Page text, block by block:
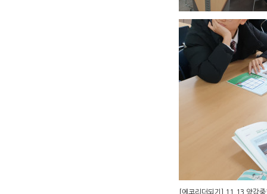
[에코리더되기] 11.13 양감중